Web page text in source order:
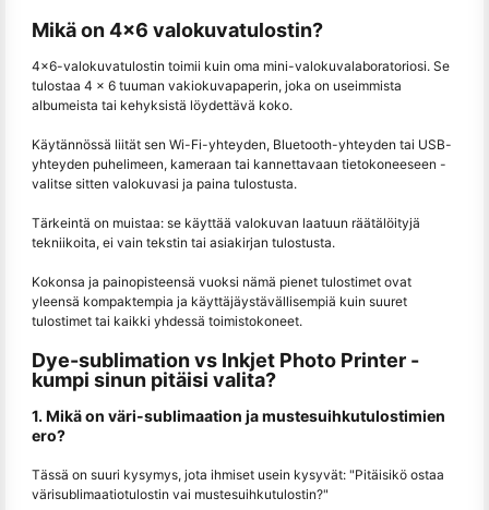
Mikä on 4x6 valokuvatulostin?
4x6-valokuvatulostin toimii kuin oma mini-valokuvalaboratoriosi. Se
tulostaa 4 × 6 tuuman vakiokuvapaperin, joka on useimmista
albumeista tai kehyksistä löydettävä koko.
Käytännössä liität sen Wi-Fi-yhteyden, Bluetooth-yhteyden tai USB-
yhteyden puhelimeen, kameraan tai kannettavaan tietokoneeseen -
valitse sitten valokuvasi ja paina tulostusta.
Tärkeintä on muistaa: se käyttää valokuvan laatuun räätälöityjä
tekniikoita, ei vain tekstin tai asiakirjan tulostusta.
Kokonsa ja painopisteensä vuoksi nämä pienet tulostimet ovat
yleensä kompaktempia ja käyttäjäystävällisempiä kuin suuret
tulostimet tai kaikki yhdessä toimistokoneet.
Dye-sublimation vs Inkjet Photo Printer -
kumpi sinun pitäisi valita?
1. Mikä on väri-sublimaation ja mustesuihkutulostimien
ero?
Tässä on suuri kysymys, jota ihmiset usein kysyvät: "Pitäisikö ostaa
värisublimaatiotulostin vai mustesuihkutulostin?"